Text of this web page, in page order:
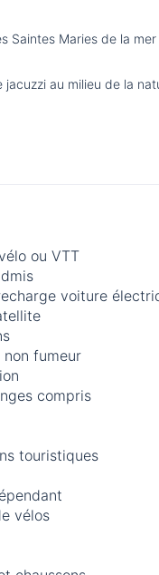
Maries de la
au milieu de la
ou VTT
voiture
non fumeur
compris
touristiques
vélos